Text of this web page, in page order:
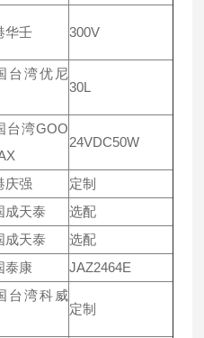
华壬 300V
台湾优尼
30L
台湾GOO
24VDC50W
庆强
定制
成天泰
选配
成天泰
选配
泰康 JAZ2464E
台湾科威
定制